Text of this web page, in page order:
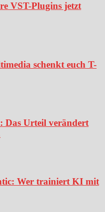
VST-Plugins jetzt
schenkt euch T-
Das Urteil verändert
Wer trainiert KI mit